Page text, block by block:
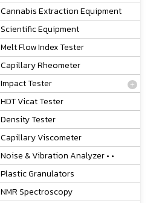
Cannabis Extraction Equipment
Scientific Equipment
Melt Flow Index Tester
Capillary Rheometer
Impact Tester
HDT Vicat Tester
Density Tester
Capillary Viscometer
Noise & Vibration Analyzer • •
Plastic Granulators
NMR Spectroscopy